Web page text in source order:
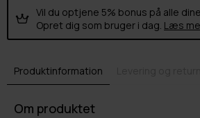
Vil du optjene 5% bonus på alle
Opret dig som bruger i dag. Læs
Produktinformation
Om produktet